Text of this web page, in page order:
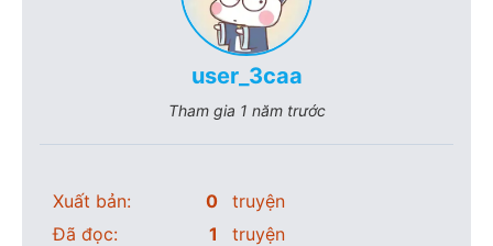
user_3caa
Tham gia 1 năm trước
Xuất bản: 0
truyện
Đã đọc:
1
truyện